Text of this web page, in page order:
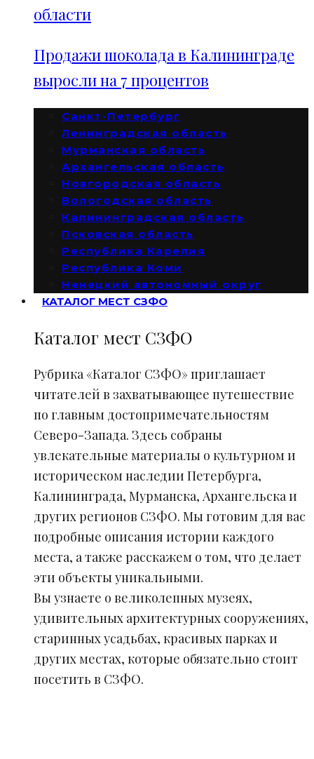
области
Продажи шоколада в Калининграде
выросли на 7 процентов
Санкт-Петербург
Ленинградская область
Мурманская область
Архангельская область
Новгородская область
Вологодская область
Калининградская область
Псковская область
Республика Карелия
Республика Коми
Ненецкий автономный округ
КАТАЛОГ МЕСТ СЗФО
Каталог мест СЗФО
Рубрика «Каталог СЗФО» приглашает
читателей в захватывающее путешествие
по главным достопримечательностям
Северо-Запада. Здесь собраны
увлекательные материалы о культурном и
историческом наследии Петербурга,
Калининграда, Мурманска, Архангельска и
других регионов СЗФО. Мы готовим для вас
подробные описания истории каждого
места, а также расскажем о том, что делает
эти объекты уникальными.
Вы узнаете о великолепных музеях,
удивительных архитектурных сооружениях,
старинных усадьбах, красивых парках и
других местах, которые обязательно стоит
посетить в СЗФО.